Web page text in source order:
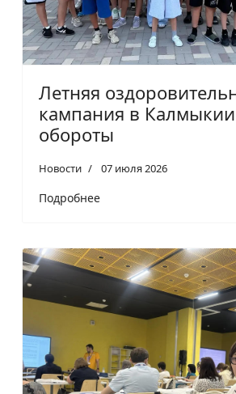
Летняя
кампания в
обороты
Новости 07 июля 2026
Подробнее